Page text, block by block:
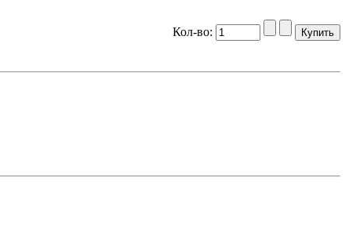
Кол-во: